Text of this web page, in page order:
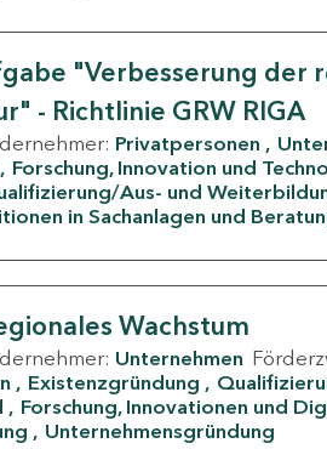
"Verbesserung der
- Richtlinie GRW RIGA
Privatpersonen
Forschung, Innovation und
Aus- und
in Sachanlagen und
Wachstum
Unternehmen
Existenzgründung
Forschung, Innovationen und
Unternehmensgründung